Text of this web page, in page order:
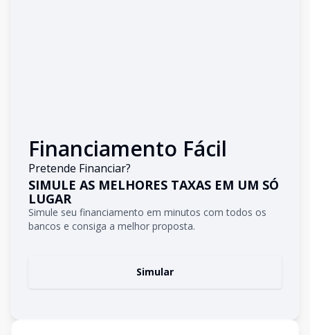
Financiamento Fácil
Pretende Financiar?
SIMULE AS MELHORES TAXAS EM UM SÓ
LUGAR
Simule seu financiamento em minutos com todos os
bancos e consiga a melhor proposta.
Simular